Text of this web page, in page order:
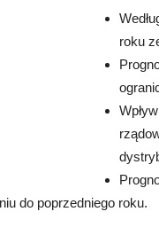
roku
do poprzedniego roku.